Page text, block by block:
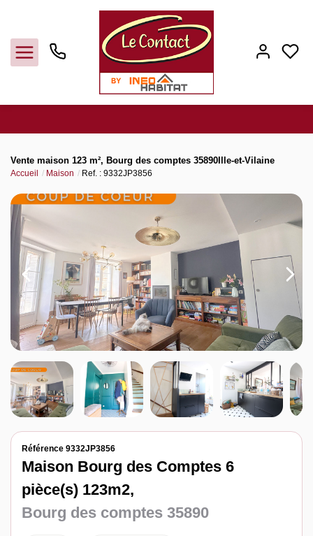
Louer
Gerer
Syndic
Notre agence
Contact
Vente maison 123 m², Bourg des comptes 35890Ille-et-Vilaine
Accueil Maison Ref. : 9332JP3856
Référence 9332JP3856
Maison Bourg des Comptes 6
pièce(s) 123m2,
Bourg des comptes 35890